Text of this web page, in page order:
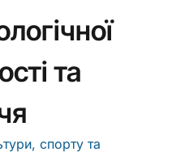
та
спорту та